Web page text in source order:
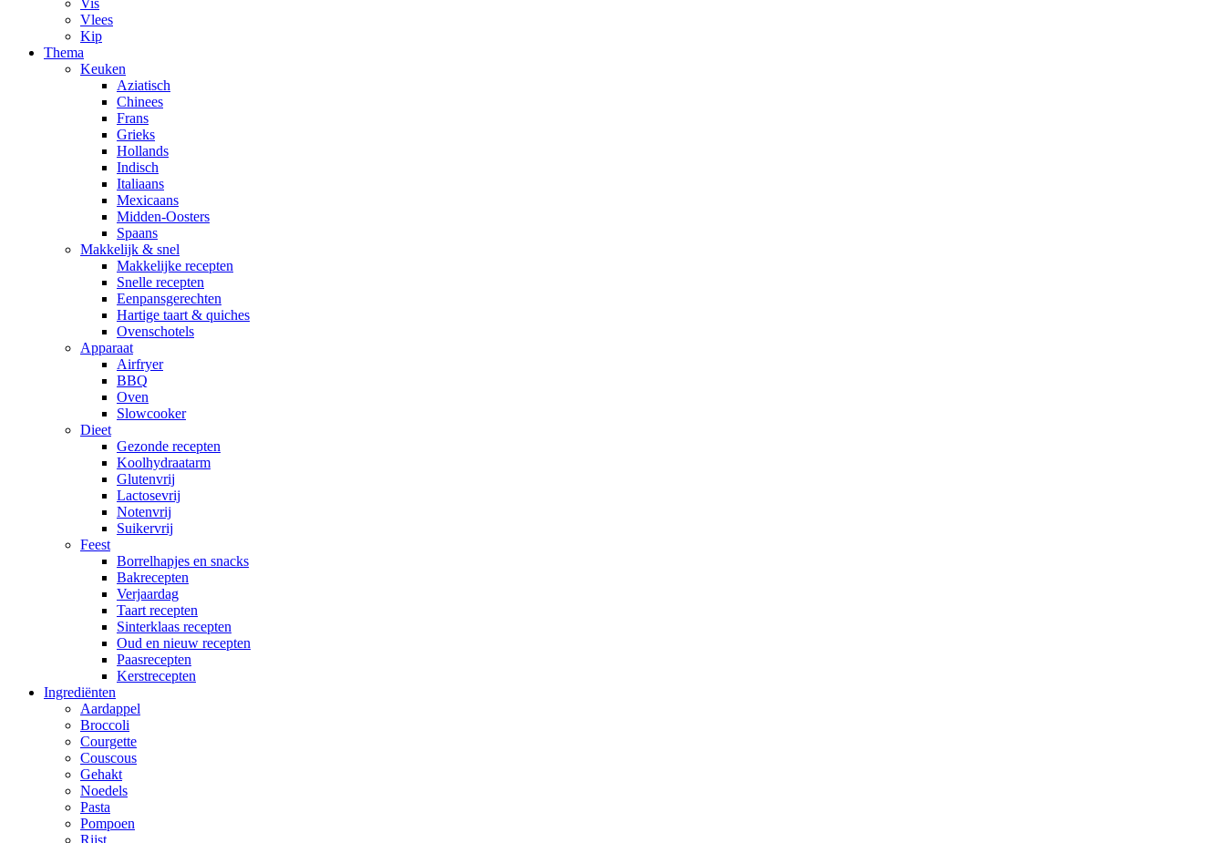
Vis
Vlees
Kip
Thema
Keuken
Aziatisch
Chinees
Frans
Grieks
Hollands
Indisch
Italiaans
Mexicaans
Midden-Oosters
Spaans
Makkelijk & snel
Makkelijke recepten
Snelle recepten
Eenpansgerechten
Hartige taart & quiches
Ovenschotels
Apparaat
Airfryer
BBQ
Oven
Slowcooker
Dieet
Gezonde recepten
Koolhydraatarm
Glutenvrij
Lactosevrij
Notenvrij
Suikervrij
Feest
Borrelhapjes en snacks
Bakrecepten
Verjaardag
Taart recepten
Sinterklaas recepten
Oud en nieuw recepten
Paasrecepten
Kerstrecepten
Ingrediënten
Aardappel
Broccoli
Courgette
Couscous
Gehakt
Noedels
Pasta
Pompoen
Rijst